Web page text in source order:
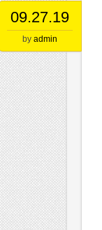
09.27.19
by admin